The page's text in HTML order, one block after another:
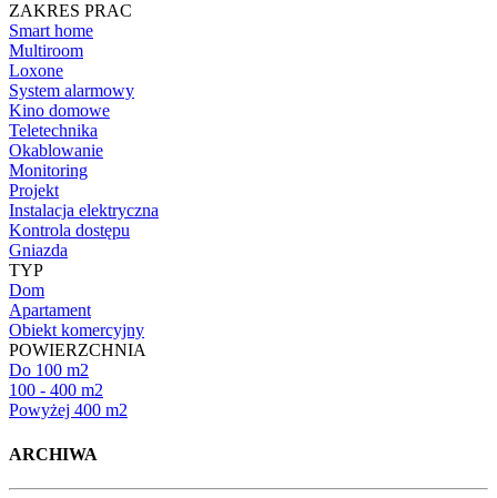
ZAKRES PRAC
Smart home
Multiroom
Loxone
System alarmowy
Kino domowe
Teletechnika
Okablowanie
Monitoring
Projekt
Instalacja elektryczna
Kontrola dostępu
Gniazda
TYP
Dom
Apartament
Obiekt komercyjny
POWIERZCHNIA
Do 100 m2
100 - 400 m2
Powyżej 400 m2
ARCHIWA